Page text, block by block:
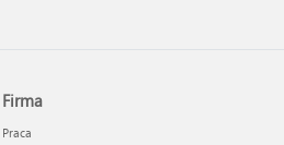
Firma
Praca